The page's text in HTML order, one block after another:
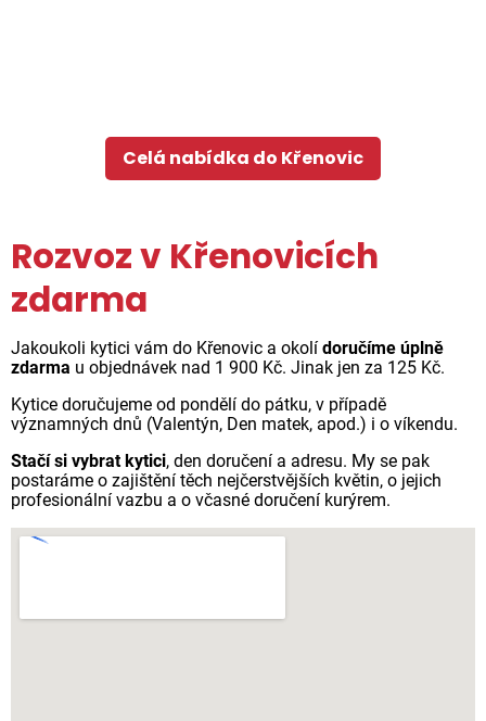
Celá nabídka do Křenovic
Rozvoz v Křenovicích
zdarma
Jakoukoli kytici vám do Křenovic a okolí doručíme úplně
zdarma u objednávek nad 1 900 Kč. Jinak jen za 125 Kč.
Kytice doručujeme od pondělí do pátku, v případě
významných dnů (Valentýn, Den matek, apod.) i o víkendu.
Stačí si vybrat kytici, den doručení a adresu. My se pak
postaráme o zajištění těch nejčerstvějších květin, o jejich
profesionální vazbu a o včasné doručení kurýrem.